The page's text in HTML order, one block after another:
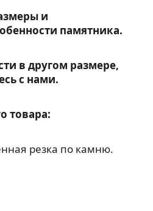
и
памятника.
в другом размере,
с нами.
товара:
резка по камню.